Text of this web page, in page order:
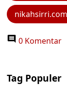
nikahsirri.com
0 Komentar
Tag Populer